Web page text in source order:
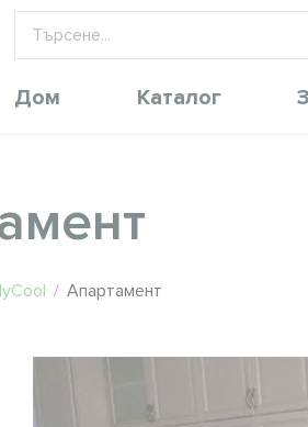
Дом Каталог
/ Апартамент